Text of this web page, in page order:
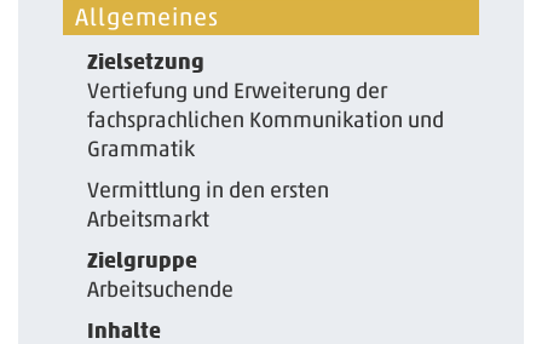
Allgemeines
Zielsetzung
V­ertiefung und Erweiterung der
fachsprachlichen Kommunikation und
Gr­ammatik
Vermittlun­g in den erst­en
Arbeitsmarkt­
Zielgruppe
Arbeitsuchende
Inhalte